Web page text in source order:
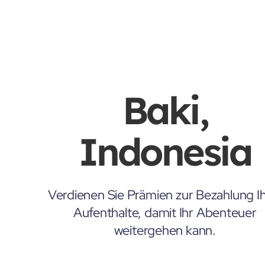
Baki,
Indonesia
Verdienen Sie Prämien zur Bezahlung
Aufenthalte, damit Ihr Abenteuer
weitergehen kann.